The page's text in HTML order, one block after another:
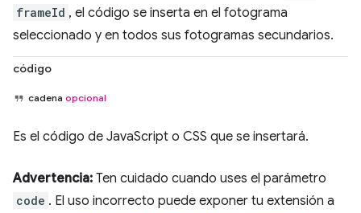
frameId , el código se inserta en el fotograma
seleccionado y en todos sus fotogramas secundarios.
código
cadena opcional
Es el código de JavaScript o CSS que se insertará.
Advertencia: Ten cuidado cuando uses el parámetro
code . El uso incorrecto puede exponer tu extensión a